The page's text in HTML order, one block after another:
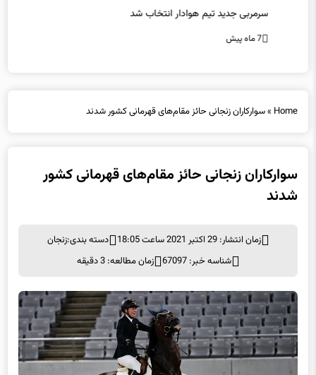
سرمربی جدید تیم هوادار انتخاب شد
Home
»سوارکاران زنجانی حائز مقام‌های قهرمانی کشور شدند
سوارکاران زنجانی حائز مقام‌های قهرمانی کشور
شدند
زمان انتشار: 29 اکتبر 2021 ساعت 18:05 دسته بندی:زنجان
شناسه خبر: 67097
زمان مطالعه: 3 دقیقه